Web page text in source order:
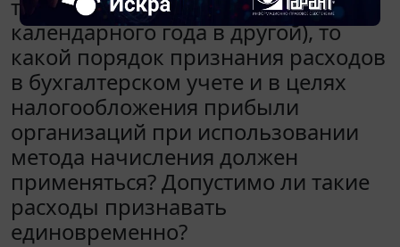
том числе и переходят из одного
календарного года в другой), то
какой порядок признания расходов
в бухгалтерском учете и в целях
налогообложения прибыли
организаций при использовании
метода начисления должен
применяться? Допустимо ли такие
расходы признавать
единовременно?